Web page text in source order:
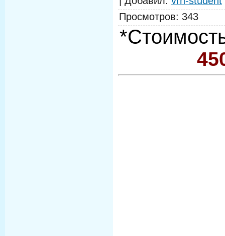
Просмотров: 343